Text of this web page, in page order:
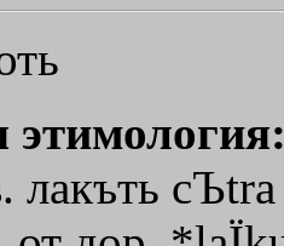
лакъть cЪtra